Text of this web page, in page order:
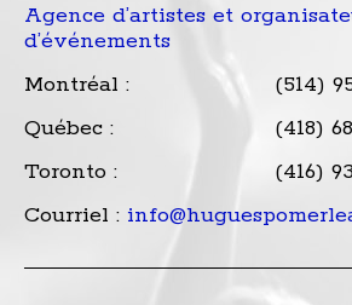
Agence d’artistes et
d’événements
Montréal :
(514)
Québec :
(418)
Toronto :
(416)
Courriel :